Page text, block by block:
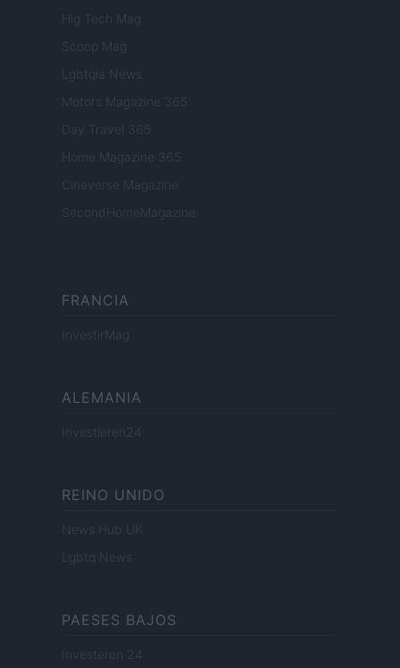
Hig Tech Mag
Scoop Mag
Lgbtqia News
Motors Magazine 365
Day Travel 365
Home Magazine 365
Cineverse Magazine
SecondHomeMagazine
FRANCIA
InvestirMag
ALEMANIA
Investieren24
REINO UNIDO
News Hub UK
Lgbtq News
PAESES BAJOS
Investeren 24